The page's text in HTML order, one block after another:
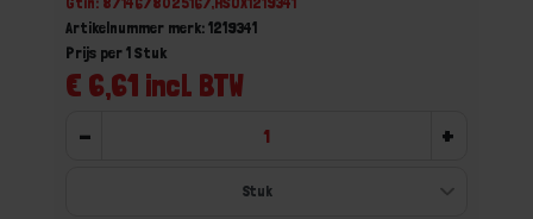
Artikelnummer merk: 1219341
€ 6,61 incl. BTW
Prijs per 1 Stuk
- +